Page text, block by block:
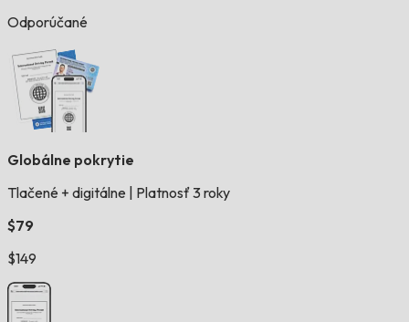
Odporúčané
Globálne pokrytie
Tlačené + digitálne
Platnosť 3 roky
$79
$149